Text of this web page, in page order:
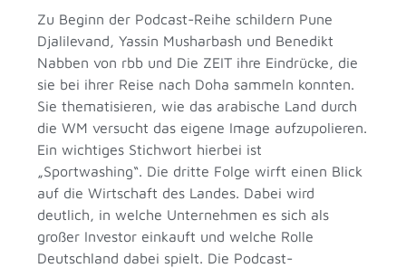
Zu Beginn der Podcast-Reihe schildern Pune
Djalilevand, Yassin Musharbash und Benedikt
Nabben von rbb und Die ZEIT ihre Eindrücke, die
sie bei ihrer Reise nach Doha sammeln konnten.
Sie thematisieren, wie das arabische Land durch
die WM versucht das eigene Image aufzupolieren.
Ein wichtiges Stichwort hierbei ist
„Sportwashing“. Die dritte Folge wirft einen Blick
auf die Wirtschaft des Landes. Dabei wird
deutlich, in welche Unternehmen es sich als
großer Investor einkauft und welche Rolle
Deutschland dabei spielt. Die Podcast-